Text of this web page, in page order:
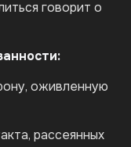
говорит о
оживленную
рассеянных